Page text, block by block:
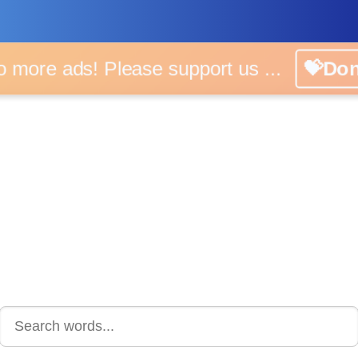
ads! Please support us ...